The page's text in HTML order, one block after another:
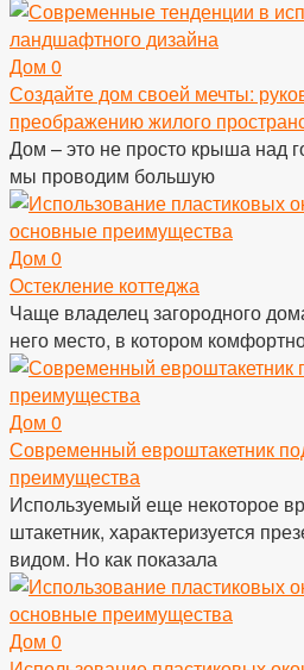
Дом 0
Создайте дом своей мечты:
преображению жилого
Дом – это не просто крыша над
мы проводим большую
Дом 0
Остекление коттеджа
Чаще владелец загородного
него место, в котором
Дом 0
Современный евроштакетник
преимущества
Используемый еще некоторое
штакетник, характеризуется
видом. Но как показала
Дом 0